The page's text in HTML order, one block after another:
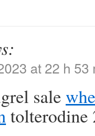
at 22 h 53
sale
tolterodine